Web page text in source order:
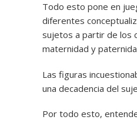
Todo esto pone en
diferentes
sujetos a partir de los
maternidad y
Las figuras
una decadencia del
Por todo esto,